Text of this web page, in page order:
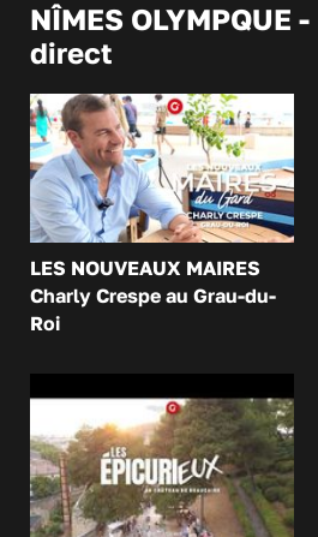
NÎMES OLYMPQUE
direct
LES NOUVEAUX MAIRES
Charly Crespe au Grau-du-
Roi